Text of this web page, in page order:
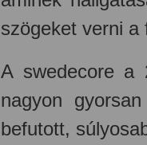
szögeket verni a
A swedecore a
nagyon
befutott,